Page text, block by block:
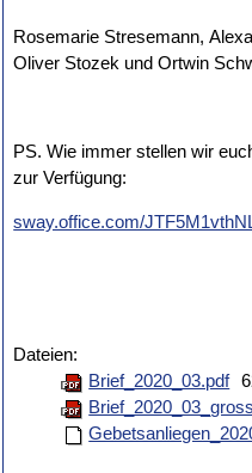
Rosemarie Stresemann,
Oliver Stozek und Ortwin
PS. Wie immer stellen wir
zur Verfügung:
sway.office.com/
Dateien:
Brief_2020_03.pdf